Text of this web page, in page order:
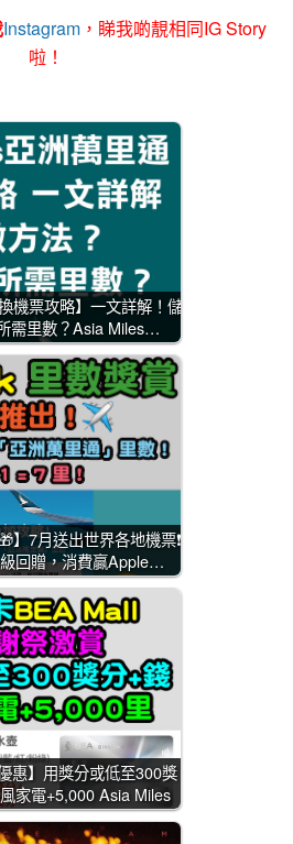
Instagram ，睇我啲靚相同IG Story
啦！
機票攻略】一文詳解！儲
需里數？Asia Miles…
】7月送出世界各地機票❗
回贈，消費贏Apple…
惠】用獎分或低至300獎
家電+5,000 Asia Miles